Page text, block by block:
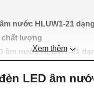
nước HLUW1-21
chất lượng
âm nước HLUW1-21
Xem thêm
LED âm